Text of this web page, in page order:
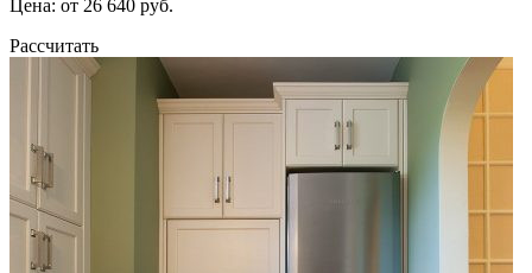
Цена: от 26 640 руб.
Рассчитать